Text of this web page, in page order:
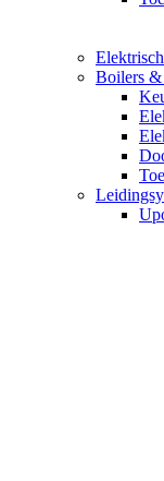
Boilers &